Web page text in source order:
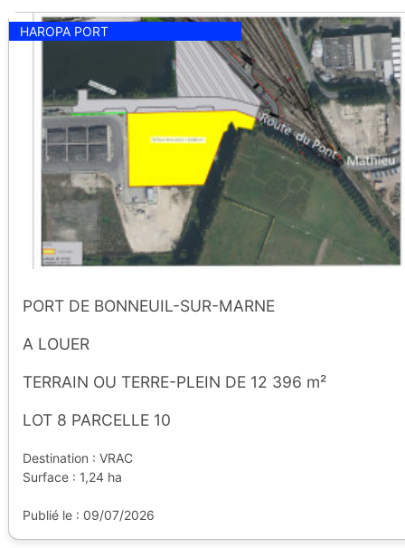
HAROPA PORT
PORT DE BONNEUIL-SUR-MARNE
A LOUER
TERRAIN OU TERRE-PLEIN DE 12 396 m²
LOT 8 PARCELLE 10
Destination : VRAC
Surface : 1,24 ha
Publié le : 09/07/2026